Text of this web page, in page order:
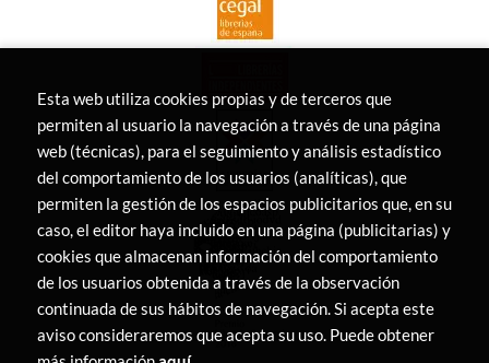
Esta web utiliza cookies propias y de terceros que
permiten al usuario la navegación a través de una página
web (técnicas), para el seguimiento y análisis estadístico
del comportamiento de los usuarios (analíticas), que
permiten la gestión de los espacios publicitarios que, en su
caso, el editor haya incluido en una página (publicitarias) y
cookies que almacenan información del comportamiento
de los usuarios obtenida a través de la observación
continuada de sus hábitos de navegación. Si acepta este
aviso consideraremos que acepta su uso. Puede obtener